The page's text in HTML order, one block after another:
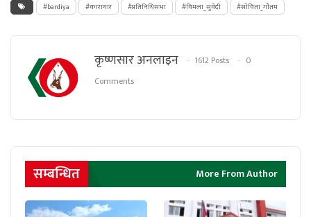
#bardiya #कारागार #प्रतिनिधिसभा #विमला_सुवेदी #साेविता_गाैतम
कृष्णसार अनलाइन 1612 Posts
0
Comments
सम्बन्धित More From Author